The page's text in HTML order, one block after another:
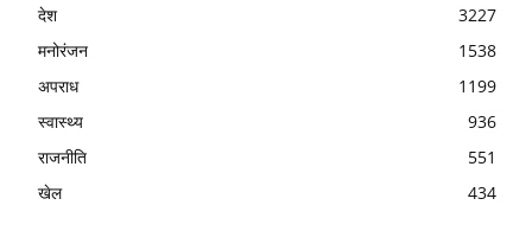
देश
3227
मनोरंजन
1538
अपराध
1199
स्वास्थ्य
936
राजनीति
551
खेल
434